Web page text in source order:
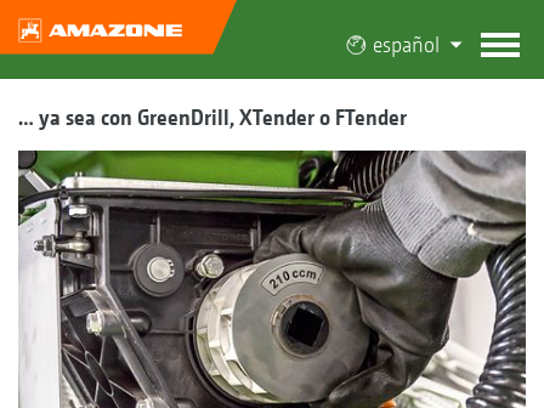
español
… ya sea con GreenDrill, XTender o FTender